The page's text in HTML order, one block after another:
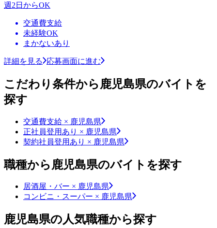
週2日からOK
交通費支給
未経験OK
まかないあり
詳細を見る 応募画面に進む
こだわり条件から鹿児島県のバイトを
探す
交通費支給 × 鹿児島県
正社員登用あり × 鹿児島県
契約社員登用あり × 鹿児島県
職種から鹿児島県のバイトを探す
居酒屋・バー × 鹿児島県
コンビニ・スーパー × 鹿児島県
鹿児島県の人気職種から探す